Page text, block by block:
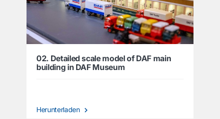
02. Detailed scale model of DAF main
building in DAF Museum
Herunterladen